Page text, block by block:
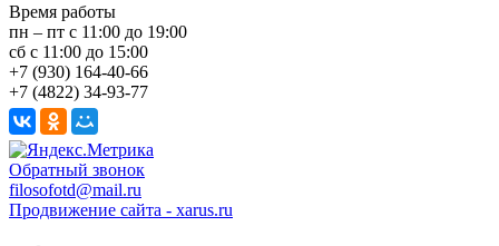
Время работы
пн – пт с 11:00 до 19:00
сб с 11:00 до 15:00
+7 (930) 164-40-66
+7 (4822) 34-93-77
Обратный звонок
filosofotd@mail.ru
Продвижение сайта - xarus.ru